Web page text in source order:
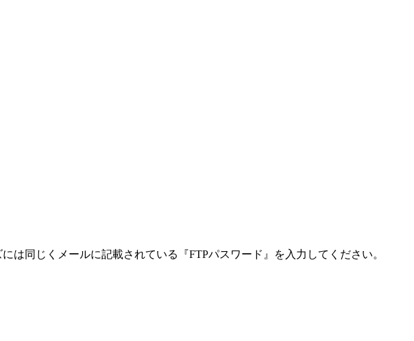
同じくメールに記載されている『FTPパスワード』を入力してください。